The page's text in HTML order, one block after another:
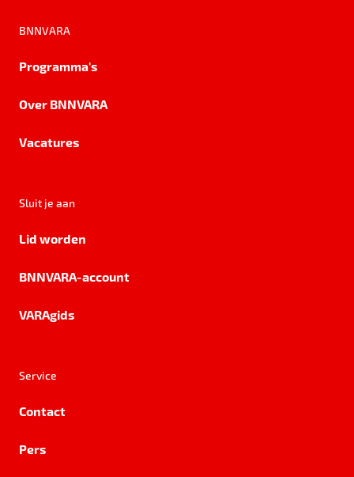
BNNVARA
Programma's
Over BNNVARA
Vacatures
Sluit je aan
Lid worden
BNNVARA-account
VARAgids
Service
Contact
Pers